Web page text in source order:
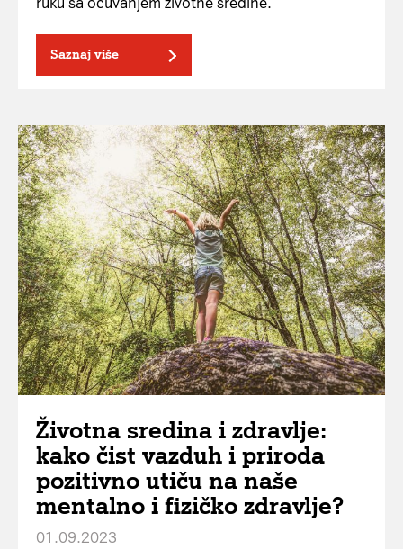
Saznaj više
Životna sredina i zdravlje:
kako čist vazduh i priroda
pozitivno utiču na naše
mentalno i fizičko zdravlje?
01.09.2023